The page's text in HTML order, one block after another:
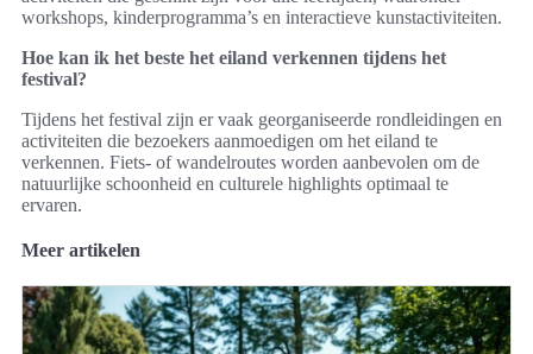
workshops, kinderprogramma’s en interactieve kunstactiviteiten.
Hoe kan ik het beste het eiland verkennen tijdens het
festival?
Tijdens het festival zijn er vaak georganiseerde rondleidingen en
activiteiten die bezoekers aanmoedigen om het eiland te
verkennen. Fiets- of wandelroutes worden aanbevolen om de
natuurlijke schoonheid en culturele highlights optimaal te
ervaren.
Meer artikelen